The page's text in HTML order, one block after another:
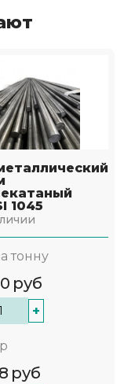
1045
тонну
руб
+
руб